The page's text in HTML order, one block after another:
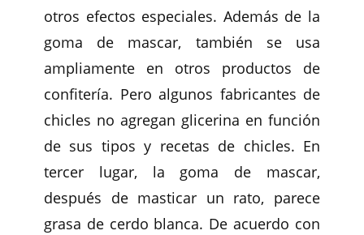
otros efectos especiales. Además de la
goma de mascar, también se usa
ampliamente en otros productos de
confitería. Pero algunos fabricantes de
chicles no agregan glicerina en función
de sus tipos y recetas de chicles. En
tercer lugar, la goma de mascar,
después de masticar un rato, parece
grasa de cerdo blanca. De acuerdo con